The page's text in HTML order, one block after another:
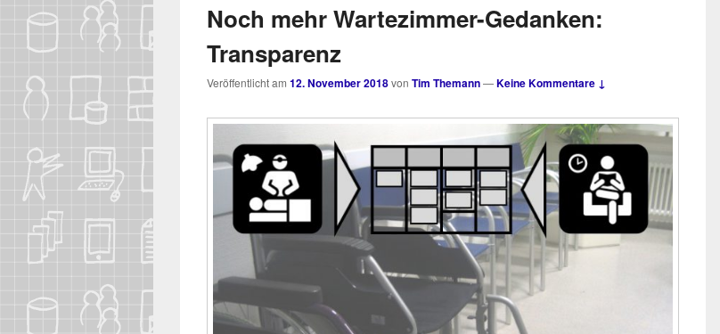
Noch mehr Wartezimmer-Gedanken:
Transparenz
Veröffentlicht am 12. November 2018von Tim Themann—Keine Kommentare ↓